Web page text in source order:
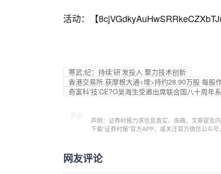
活动：【
寒武;纪：持续‘研’发投入 聚力技术创新
香港交易所.获摩根大通<增>持约28.90万股 每股
奇富科‘技’CE?O吴海生受邀出席联合国八十周年
声明：证券时报力求信息真实、准确，文章提及
下载“证券时报”官方APP，或关注官方微信公众
网友评论